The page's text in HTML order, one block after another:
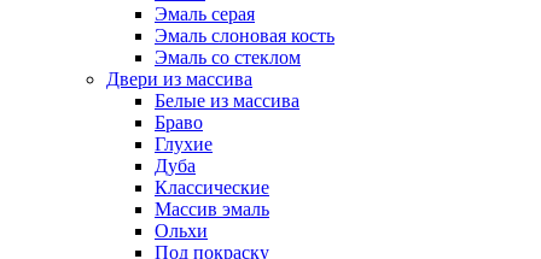
Эмаль серая
Эмаль слоновая кость
Эмаль со стеклом
Двери из массива
Белые из массива
Браво
Глухие
Дуба
Классические
Массив эмаль
Ольхи
Под покраску